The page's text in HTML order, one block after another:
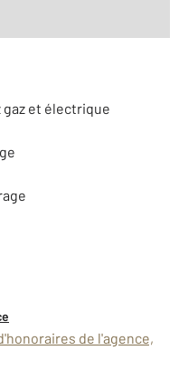
gaz et électrique
de l'agence,